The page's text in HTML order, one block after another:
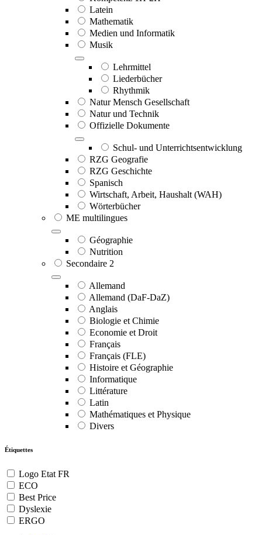
Latein
Mathematik
Medien und Informatik
Musik
Lehrmittel
Liederbücher
Rhythmik
Natur Mensch Gesellschaft
Natur und Technik
Offizielle Dokumente
Schul- und Unterrichtsentwicklung
RZG Geografie
RZG Geschichte
Spanisch
Wirtschaft, Arbeit, Haushalt (WAH)
Wörterbücher
ME multilingues
Géographie
Nutrition
Secondaire 2
Allemand
Allemand (DaF-DaZ)
Anglais
Biologie et Chimie
Economie et Droit
Français
Français (FLE)
Histoire et Géographie
Informatique
Littérature
Latin
Mathématiques et Physique
Divers
Étiquettes
Logo Etat FR
ECO
Best Price
Dyslexie
ERGO